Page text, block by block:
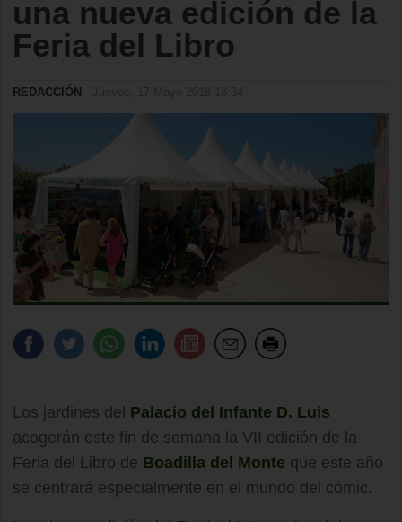
una nueva edición de la
Feria del Libro
REDACCIÓN
Los jardines del Palacio del Infante D. Luis
acogerán este fin de semana la VII edición de la
Feria del Libro de Boadilla del Monte que este año
se centrará especialmente en el mundo del cómic.